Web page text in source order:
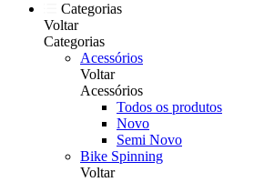
Categorias
Voltar
Categorias
Acessórios
Voltar
Acessórios
Todos os produtos
Novo
Semi Novo
Bike Spinning
Voltar